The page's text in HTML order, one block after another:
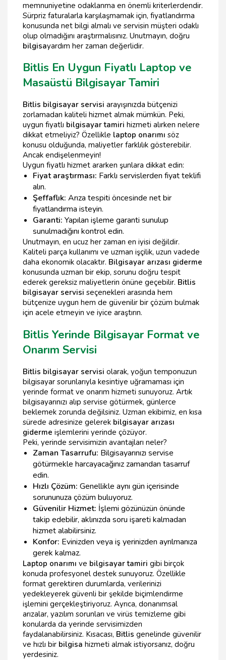
memnuniyetine odaklanma en önemli kriterlerdendir.
Sürpriz faturalarla karşılaşmamak için, fiyatlandırma
konusunda net bilgi almalı ve servisin müşteri odaklı
olup olmadığını araştırmalısınız. Unutmayın, doğru
bilgisayardım her zaman değerlidir.
Bitlis En Uygun Fiyatlı Laptop ve
Masaüstü Bilgisayar Tamiri
Bitlis bilgisayar servisi arayışınızda bütçenizi
zorlamadan kaliteli hizmet almak mümkün. Peki,
uygun fiyatlı bilgisayar tamiri hizmeti alırken nelere
dikkat etmeliyiz? Özellikle laptop onarımı söz
konusu olduğunda, maliyetler farklılık gösterebilir.
Ancak endişelenmeyin!
Uygun fiyatlı hizmet ararken şunlara dikkat edin:
Fiyat araştırması: Farklı servislerden fiyat teklifi
alın.
Şeffaflık: Arıza tespiti öncesinde net bir
fiyatlandırma isteyin.
Garanti: Yapılan işleme garanti sunulup
sunulmadığını kontrol edin.
Unutmayın, en ucuz her zaman en iyisi değildir.
Kaliteli parça kullanımı ve uzman işçilik, uzun vadede
daha ekonomik olacaktır. Bilgisayar arızası giderme
konusunda uzman bir ekip, sorunu doğru tespit
ederek gereksiz maliyetlerin önüne geçebilir. Bitlis
bilgisayar servisi seçenekleri arasında hem
bütçenize uygun hem de güvenilir bir çözüm bulmak
için acele etmeyin ve iyice araştırın.
Bitlis Yerinde Bilgisayar Format ve
Onarım Servisi
Bitlis bilgisayar servisi olarak, yoğun temponuzun
bilgisayar sorunlarıyla kesintiye uğramaması için
yerinde format ve onarım hizmeti sunuyoruz. Artık
bilgisayarınızı alıp servise götürmek, günlerce
beklemek zorunda değilsiniz. Uzman ekibimiz, en kısa
sürede adresinize gelerek bilgisayar arızası
giderme işlemlerini yerinde çözüyor.
Peki, yerinde servisimizin avantajları neler?
Zaman Tasarrufu: Bilgisayarınızı servise
götürmekle harcayacağınız zamandan tasarruf
edin.
Hızlı Çözüm: Genellikle aynı gün içerisinde
sorununuza çözüm buluyoruz.
Güvenilir Hizmet: İşlemi gözünüzün önünde
takip edebilir, aklınızda soru işareti kalmadan
hizmet alabilirsiniz.
Konfor: Evinizden veya iş yerinizden ayrılmanıza
gerek kalmaz.
Laptop onarımı ve bilgisayar tamiri gibi birçok
konuda profesyonel destek sunuyoruz. Özellikle
format gerektiren durumlarda, verilerinizi
yedekleyerek güvenli bir şekilde biçimlendirme
işlemini gerçekleştiriyoruz. Ayrıca, donanımsal
arızalar, yazılım sorunları ve virüs temizleme gibi
konularda da yerinde servisimizden
faydalanabilirsiniz. Kısacası, Bitlis genelinde güvenilir
ve hızlı bir bilgisa hizmeti almak istiyorsanız, doğru
yerdesiniz.